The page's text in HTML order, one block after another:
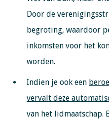
Door de
begroting, waardoor
inkomsten voor het
worden.
Indien je ook een
vervalt deze
van het lidmaatschap.